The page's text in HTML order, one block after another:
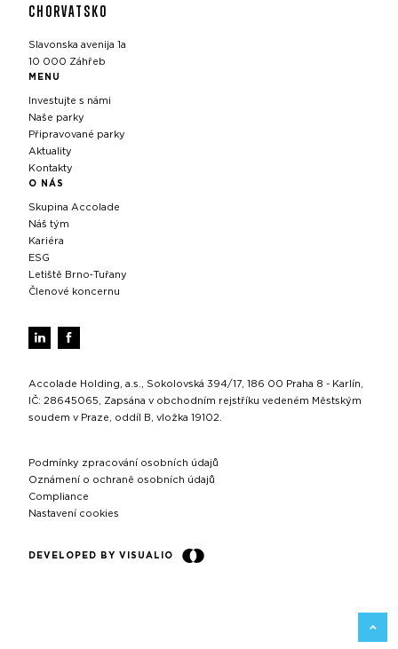
CHORVATSKO
Slavonska avenija 1a
10 000 Záhřeb
MENU
Investujte s námi
Naše parky
Připravované parky
Aktuality
Kontakty
O NÁS
Skupina Accolade
Náš tým
Kariéra
ESG
Letiště Brno‑Tuřany
Členové koncernu
Accolade Holding, a.s., Sokolovská 394/17, 186 00 Praha 8 - Karlín,
IČ: 28645065, Zapsána v obchodním rejstříku vedeném Městským
soudem v Praze, oddíl B, vložka 19102.
Podmínky zpracování osobních údajů
Oznámení o ochraně osobních údajů
Compliance
Nastavení cookies
DEVELOPED BY VISUALIO
ZPĚT